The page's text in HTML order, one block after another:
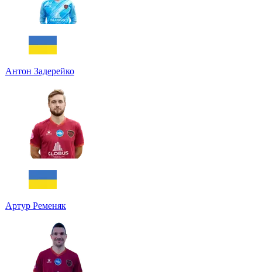
Антон Задерейко
Артур Ременяк